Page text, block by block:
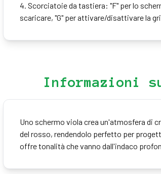
4. Scorciatoie da tastiera: "F" per lo
scaricare, "G" per attivare/disattivare la
Informazioni
Uno schermo viola crea un'atmosfera di
del rosso, rendendolo perfetto per
offre tonalità che vanno dall'indaco